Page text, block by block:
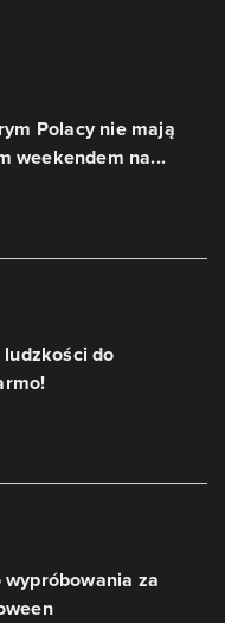
Polacy nie mają
weekendem na...
do
za